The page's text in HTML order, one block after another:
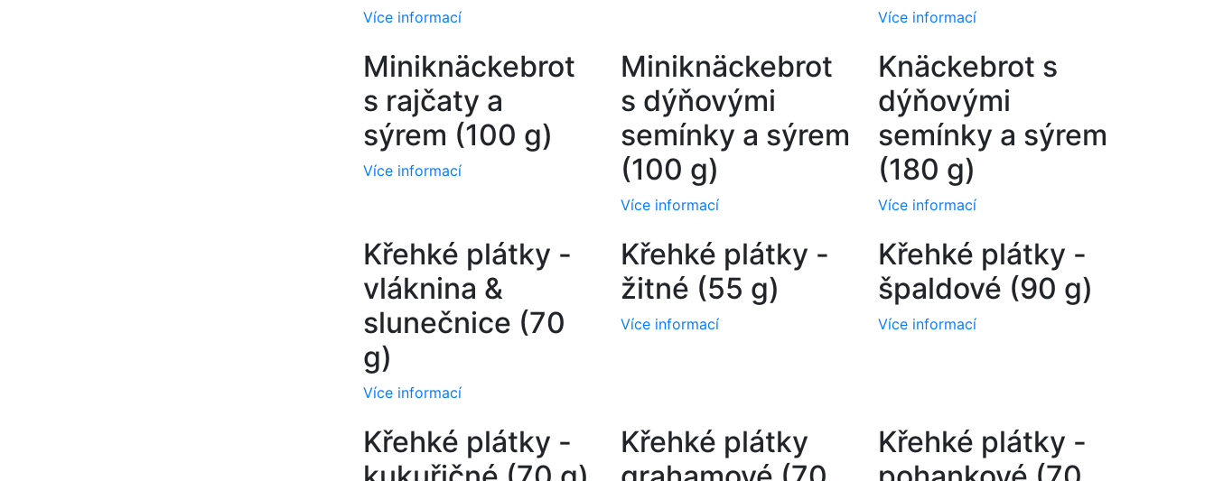
Více informací Více informací
Miniknäckebrot
s rajčaty a
sýrem (100 g)
Více informací
Miniknäckebrot
s dýňovými
semínky a sýrem
(100 g)
Více informací
Knäckebrot s
dýňovými
semínky a sýrem
(180 g)
Více informací
Křehké plátky -
vláknina &
slunečnice (70
g)
Více informací
Křehké plátky -
žitné (55 g)
Více informací
Křehké plátky -
špaldové (90 g)
Více informací
Křehké plátky -
Křehké plátky
Křehké plátky -